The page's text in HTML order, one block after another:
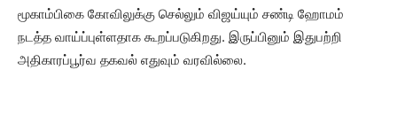
மூகாம்பிகை கோவிலுக்கு செல்லும் விஜய்யும் சண்டி ஹோமம்
நடத்த வாய்ப்புள்ளதாக கூறப்படுகிறது. இருப்பினும் இதுபற்றி
அதிகாரப்பூர்வ தகவல் எதுவும் வரவில்லை.